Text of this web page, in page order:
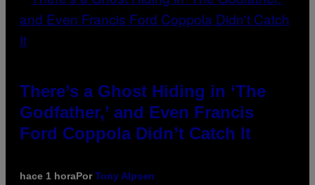
There’s a Ghost Hiding in ‘The
Godfather,’ and Even Francis
Ford Coppola Didn’t Catch It
hace 1 horaPorTony Alpsen